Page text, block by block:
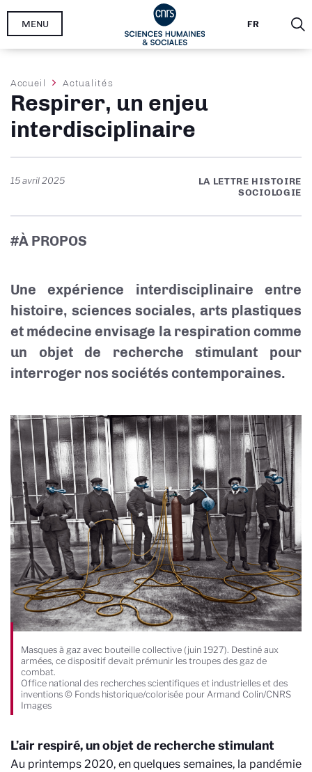
Aller
FR
MENU
Fil
d'Ariane
Accueil Actualités
Respirer, un enjeu
interdisciplinaire
15 avril 2025
LA LETTRE HISTOIRE
SOCIOLOGIE
#À PROPOS
Une expérience interdisciplinaire entre
histoire, sciences sociales, arts plastiques
et médecine envisage la respiration comme
un objet de recherche stimulant pour
interroger nos sociétés contemporaines.
Masques à gaz avec bouteille collective (juin 1927). Destiné aux
armées, ce dispositif devait prémunir les troupes des gaz de
combat.
Office national des recherches scientifiques et industrielles et des
inventions © Fonds historique/colorisée pour Armand Colin/CNRS
Images
L’air respiré, un objet de recherche stimulant
Au printemps 2020, en quelques semaines, la pandémie